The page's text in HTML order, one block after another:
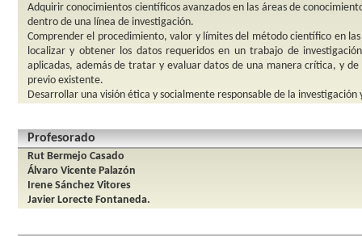
Adquirir conocimientos científicos avanzados en las áreas de
dentro de una línea de investigación.
Comprender el procedimiento, valor y límites del método científico en
localizar y obtener los datos requeridos en un trabajo de
aplicadas, además de tratar y evaluar datos de una manera crítica, y
previo existente.
Desarrollar una visión ética y socialmente responsable de la investigación
Profesorado
Rut Bermejo Casado
Álvaro Vicente Palazón
Irene Sánchez Vitores
Javier Lorecte Fontaneda.